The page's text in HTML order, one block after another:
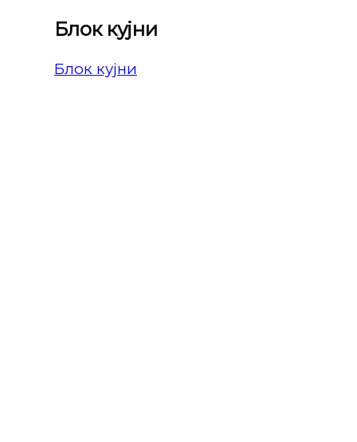
Блок кујни
Блок кујни